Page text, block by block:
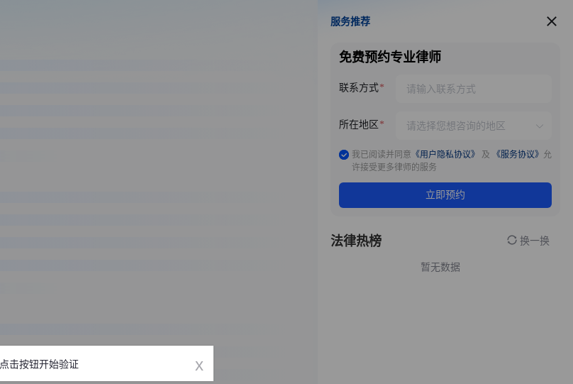
服务推荐
服务推荐
免费预约专业律师
联系方式
所在地区
我已阅读并同意 《用户隐私协议》 及 《服务协议》 允
许接受更多律师的服务
立即预约
法律热榜 换一换
暂无数据
点击按钮开始验证 x